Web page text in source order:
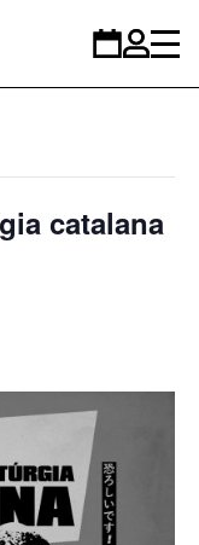
personal
catalana